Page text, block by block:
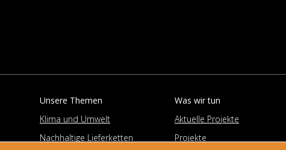
Unsere Themen
Klima und Umwelt
Nachhaltige Lieferketten
Was wir tun
Aktuelle Projekte
Projekte